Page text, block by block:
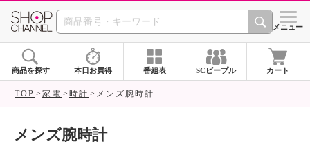
SHOP CHANNEL ショッ
メニュー
商品を探す 本日お買得 番組表 SCピープル カート
TOP 家電 時計 メンズ腕時計
メンズ腕時計